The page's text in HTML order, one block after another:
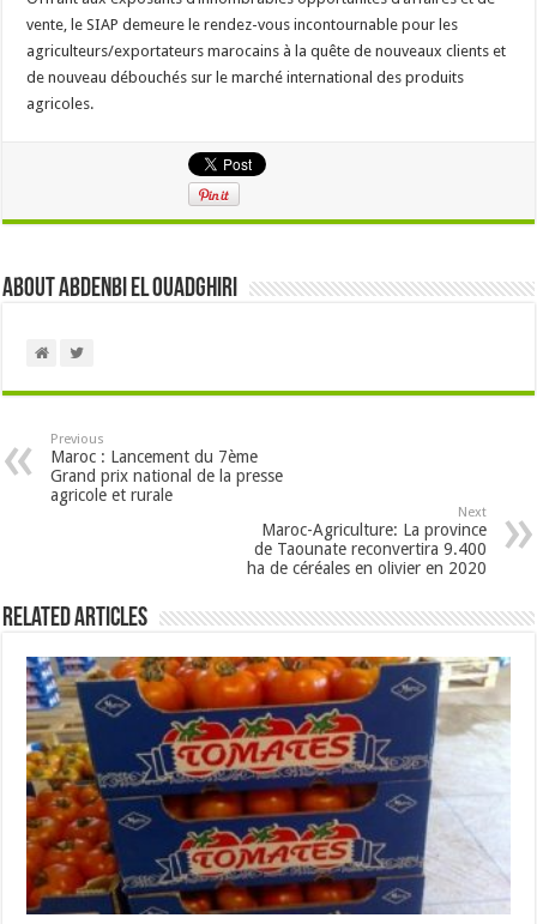
vente, le SIAP demeure le rendez-vous incontournable pour les
agriculteurs/exportateurs marocains à la quête de nouveaux clients et
de nouveau débouchés sur le marché international des produits
agricoles.
About Abdenbi EL OUADGHIRI
Previous
Maroc : Lancement du 7ème
Grand prix national de la presse
agricole et rurale
Next
Maroc-Agriculture: La province
de Taounate reconvertira 9.400
ha de céréales en olivier en 2020
Related Articles